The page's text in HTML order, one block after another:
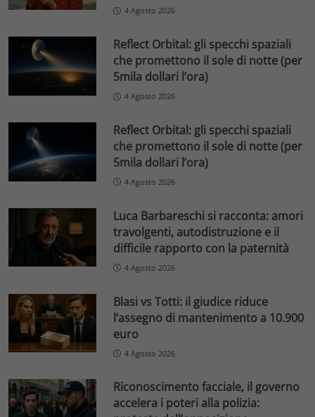
4 Agosto 2026
Reflect Orbital: gli specchi spaziali
che promettono il sole di notte (per
5mila dollari l’ora)
4 Agosto 2026
Reflect Orbital: gli specchi spaziali
che promettono il sole di notte (per
5mila dollari l’ora)
4 Agosto 2026
Luca Barbareschi si racconta: amori
travolgenti, autodistruzione e il
difficile rapporto con la paternità
4 Agosto 2026
Blasi vs Totti: il giudice riduce
l’assegno di mantenimento a 10.900
euro
4 Agosto 2026
Riconoscimento facciale, il governo
accelera i poteri alla polizia: